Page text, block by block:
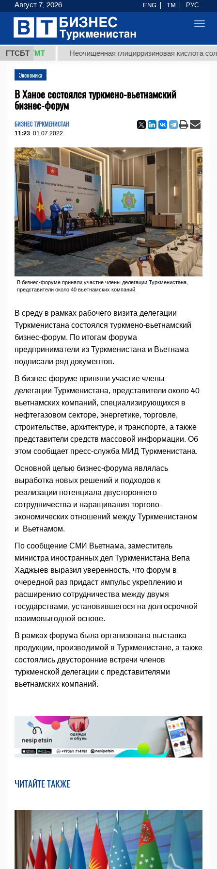
ГТСБТ
ТМТ Неочищенная глицирризиновая кислота
Экономика
В Ханое состоялся туркмено-вьетнамский
бизнес-форум
БИЗНЕС ТУРКМЕНИСТАН
11:23 01.07.2022
В бизнес-форуме приняли участие члены делегации Туркменистана,
представители около 40 вьетнамских компаний.
В среду в рамках рабочего визита делегации
Туркменистана состоялся туркмено-вьетнамский
бизнес-форум. По итогам форума
предприниматели из Туркменистана и Вьетнама
подписали ряд документов.
В бизнес-форуме приняли участие члены
делегации Туркменистана, представители около 40
вьетнамских компаний, специализирующихся в
нефтегазовом секторе, энергетике, торговле,
строительстве, архитектуре, и транспорте, а также
представители средств массовой информации. Об
этом сообщает пресс-служба МИД Туркменистана.
Основной целью бизнес-форума являлась
выработка новых решений и подходов к
реализации потенциала двустороннего
сотрудничества и наращивания торгово-
экономических отношений между Туркменистаном
и Вьетнамом.
По сообщение СМИ Вьетнама, заместитель
министра иностранных дел Туркменистана Вепа
Хаджыев выразил уверенность, что форум в
очередной раз придаст импульс укреплению и
расширению сотрудничества между двумя
государствами, установившегося на долгосрочной
взаимовыгодной основе.
В рамках форума была организована выставка
продукции, производимой в Туркменистане, а также
состоялись двусторонние встречи членов
туркменской делегации с представителями
вьетнамских компаний.
ЧИТАЙТЕ ТАКЖЕ
Август 7, 2026 ENG TM РУС